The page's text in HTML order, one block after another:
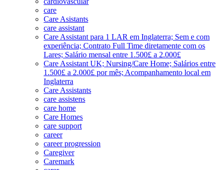
care
Care Asistants
care assistant
Care Assistant para 1 LAR em Inglaterra; Sem e com
experiência; Contrato Full Time diretamente com os
Lares; Salário mensal entre 1.500£ a 2.000£
Care Assistant UK; Nursing/Care Home; Salários entre
1.500£ a 2.000£ por mês; Acompanhamento local em
Inglaterra
Care Assistants
care assistens
care home
Care Homes
care support
career
career progression
Caregiver
Caremark